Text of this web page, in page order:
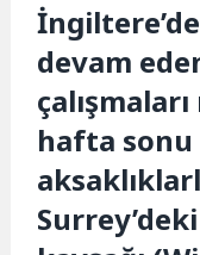
devam
hafta sonu